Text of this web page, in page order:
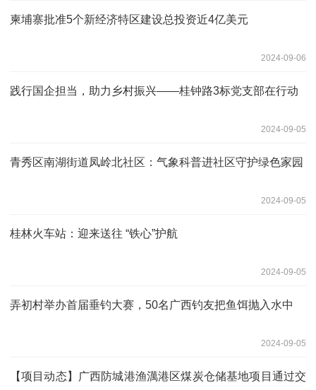
柬埔寨批准5个新经济特区建设总投资近4亿美元
2024-09-06
践行国企担当，助力乡村振兴——桂钟路3标党支部在行动
2024-09-05
青秀区南湖街道凤岭北社区：气象科普进社区守护绿色家园
2024-09-05
桂林火车站：迎来送往 “铁心”护航
2024-09-05
弄初村举办首届垂钓大赛，50名广西钓友把鱼饵抛入水中
2024-09-05
【项目动态】广西防城港渔澫港区煤炭仓储基地项目通过交